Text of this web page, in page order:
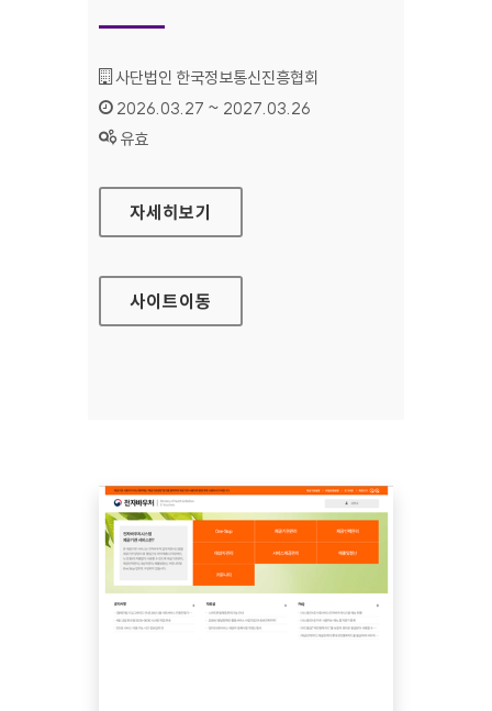
기관명 :
사단법인 한국정보통신진흥협회
인증기간 :
2026.03.27 ~ 2027.03.26
상태 :
유효
유료방송미환급액 정보조회
자세히보기
사이트이동